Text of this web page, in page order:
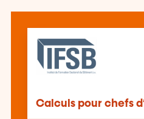
Calculs pour chefs